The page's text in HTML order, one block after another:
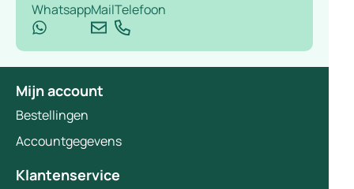
WhatsappMailTelefoon
Mijn account
Bestellingen
Accountgegevens
Klantenservice